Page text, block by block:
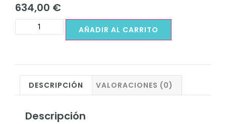
634,00 €
AÑADIR AL CARRITO
DESCRIPCIÓN VALORACIONES (0)
Descripción